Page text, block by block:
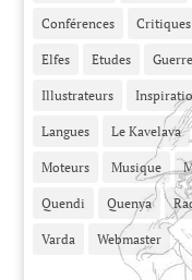
Conférences Critiques
Elfes Etudes Guerre
Illustrateurs
Langues Le Kavelava
Moteurs Musique
Quendi Quenya
Varda Webmaster